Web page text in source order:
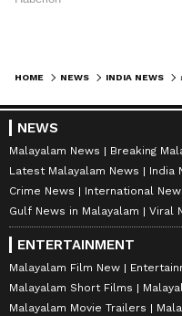
HOME NEWS INDIA NEWS
NEWS
Malayalam News
Breaking
Latest Malayalam News
India
Crime News
International
Gulf News in Malayalam
Viral
ENTERTAINMENT
Malayalam Film New
Malayalam Short Films
Malayalam Movie Trailers